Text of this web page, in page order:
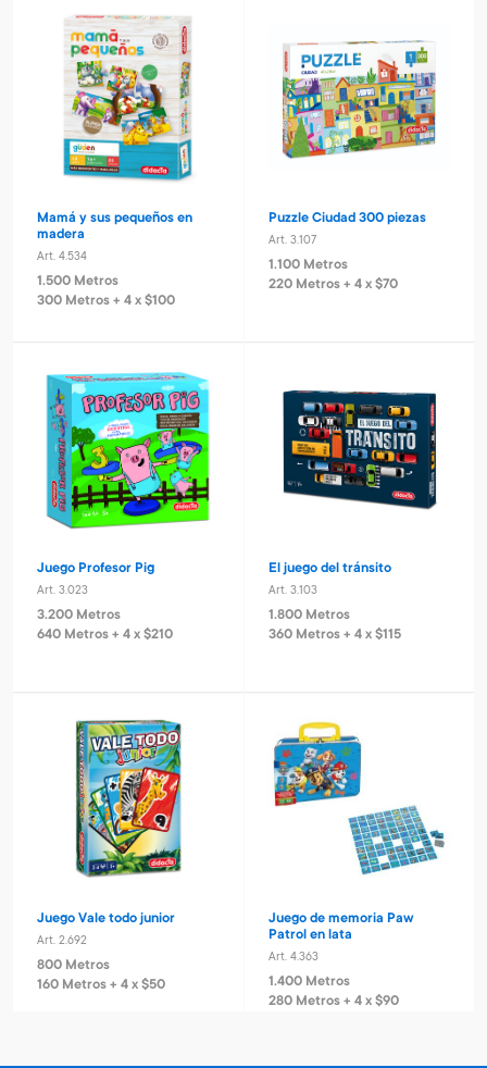
Mamá y sus pequeños en
madera
Art. 4.534
1.500 Metros
300 Metros + 4 x $100
Puzzle Ciudad 300 piezas
Art. 3.107
1.100 Metros
220 Metros + 4 x $70
Juego Profesor Pig
Art. 3.023
3.200 Metros
640 Metros + 4 x $210
El juego del tránsito
Art. 3.103
1.800 Metros
360 Metros + 4 x $115
Juego Vale todo junior
Art. 2.692
800 Metros
160 Metros + 4 x $50
Juego de memoria Paw
Patrol en lata
Art. 4.363
1.400 Metros
280 Metros + 4 x $90